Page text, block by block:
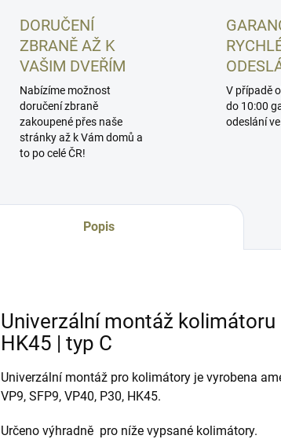
DORUČENÍ
ZBRANĚ AŽ K
VAŠIM DVEŘÍM
Nabízíme možnost
doručení zbraně
zakoupené přes naše
stránky až k Vám domů a
to po celé ČR!
V případě
do 10:00
odeslání
Popis
Univerzální montáž kolimátoru
HK45 | typ C
Univerzální montáž pro kolimátory je vyrobena
VP9, SFP9, VP40, P30, HK45.
Určeno výhradně pro níže vypsané kolimátory.